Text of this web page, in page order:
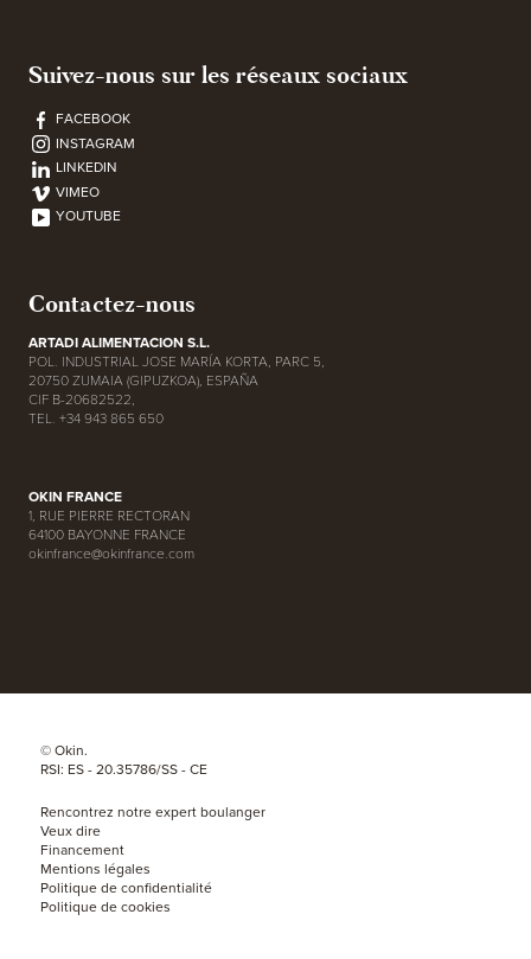
Suivez-nous sur les réseaux sociaux
FACEBOOK
INSTAGRAM
LINKEDIN
VIMEO
YOUTUBE
Contactez-nous
ARTADI ALIMENTACION S.L.
POL. INDUSTRIAL JOSE MARÍA KORTA, PARC 5,
20750 ZUMAIA (GIPUZKOA), ESPAÑA
CIF B-20682522,
TEL. +34 943 865 650
OKIN FRANCE
1, RUE PIERRE RECTORAN
64100 BAYONNE FRANCE
okinfrance@okinfrance.com
© Okin.
RSI: ES - 20.35786/SS - CE
Rencontrez notre expert boulanger
Veux dire
Financement
Mentions légales
Politique de confidentialité
Politique de cookies